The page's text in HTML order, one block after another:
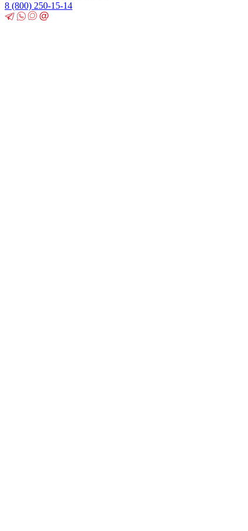
8 (800) 250-15-14